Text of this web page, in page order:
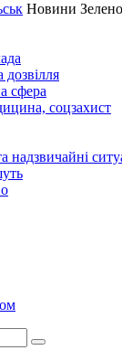
Новини
дозвілля
сфера
соцзахист
надзвичайні